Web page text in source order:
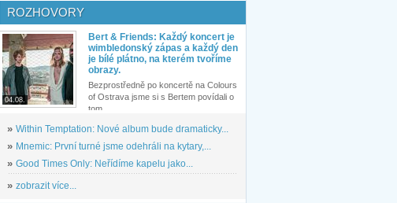
ROZHOVORY
04.08.
Bert & Friends: Každý koncert je
wimbledonský zápas a každý den
je bílé plátno, na kterém tvoříme
obrazy.
Bezprostředně po koncertě na Colours
of Ostrava jsme si s Bertem povídali o
tom,...
» Within Temptation: Nové album bude dramaticky...
» Mnemic: První turné jsme odehráli na kytary,...
» Good Times Only: Neřídíme kapelu jako...
» zobrazit více...